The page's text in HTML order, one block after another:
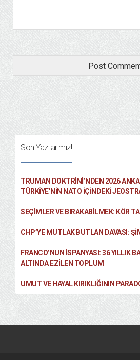
Son Yazılarımız!
TRUMAN DOKTRINI’NDEN 2026
TÜRKIYE’NIN NATO İÇINDEKI
SEÇIMLER VE BIRAKABILMEK: KÖR
CHP’YE MUTLAK BUTLAN DAVASI:
FRANCO’NUN İSPANYASI: 36 YILLIK
ALTINDA EZILEN TOPLUM
UMUT VE HAYAL KIRIKLIĞININ